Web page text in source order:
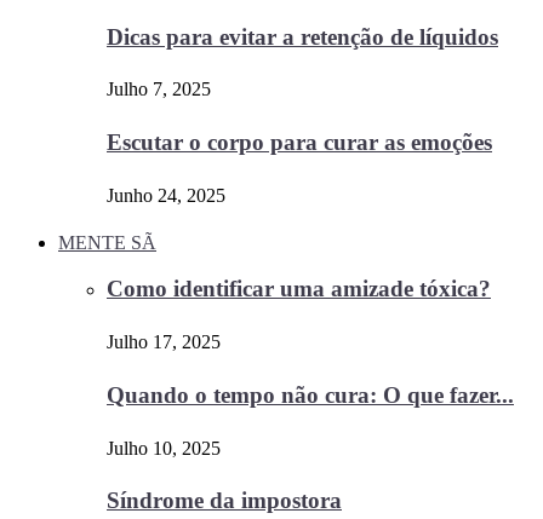
Dicas para evitar a retenção de líquidos
Julho 7, 2025
Escutar o corpo para curar as emoções
Junho 24, 2025
MENTE SÃ
Como identificar uma amizade tóxica?
Julho 17, 2025
Quando o tempo não cura: O que fazer...
Julho 10, 2025
Síndrome da impostora